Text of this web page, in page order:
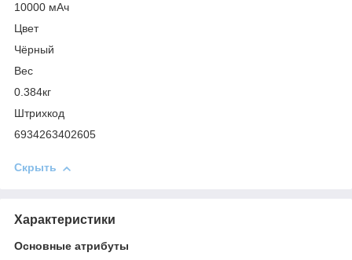
10000 мАч
Цвет
Чёрный
Вес
0.384кг
Штрихкод
6934263402605
Скрыть
Характеристики
Основные атрибуты